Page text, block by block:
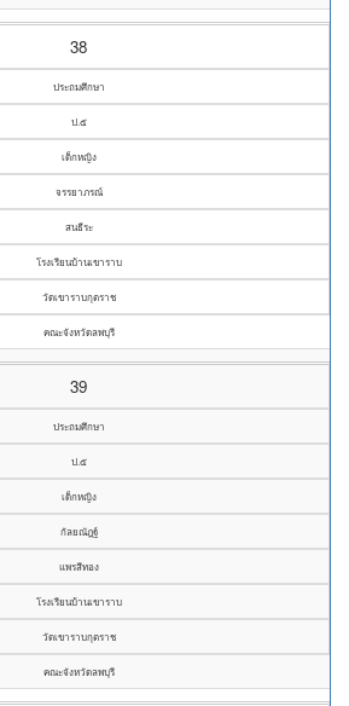
38
ประถมศึกษา
ป.๕
เด็กหญิง
จรรยาภรณ์
สนธีระ
โรงเรียนบ้านเขาราบ
วัดเขาราบกุตราช
คณะจังหวัดลพบุรี
39
ประถมศึกษา
ป.๕
เด็กหญิง
กัลยณัฎฐ์
แพรสีทอง
โรงเรียนบ้านเขาราบ
วัดเขาราบกุตราช
คณะจังหวัดลพบุรี